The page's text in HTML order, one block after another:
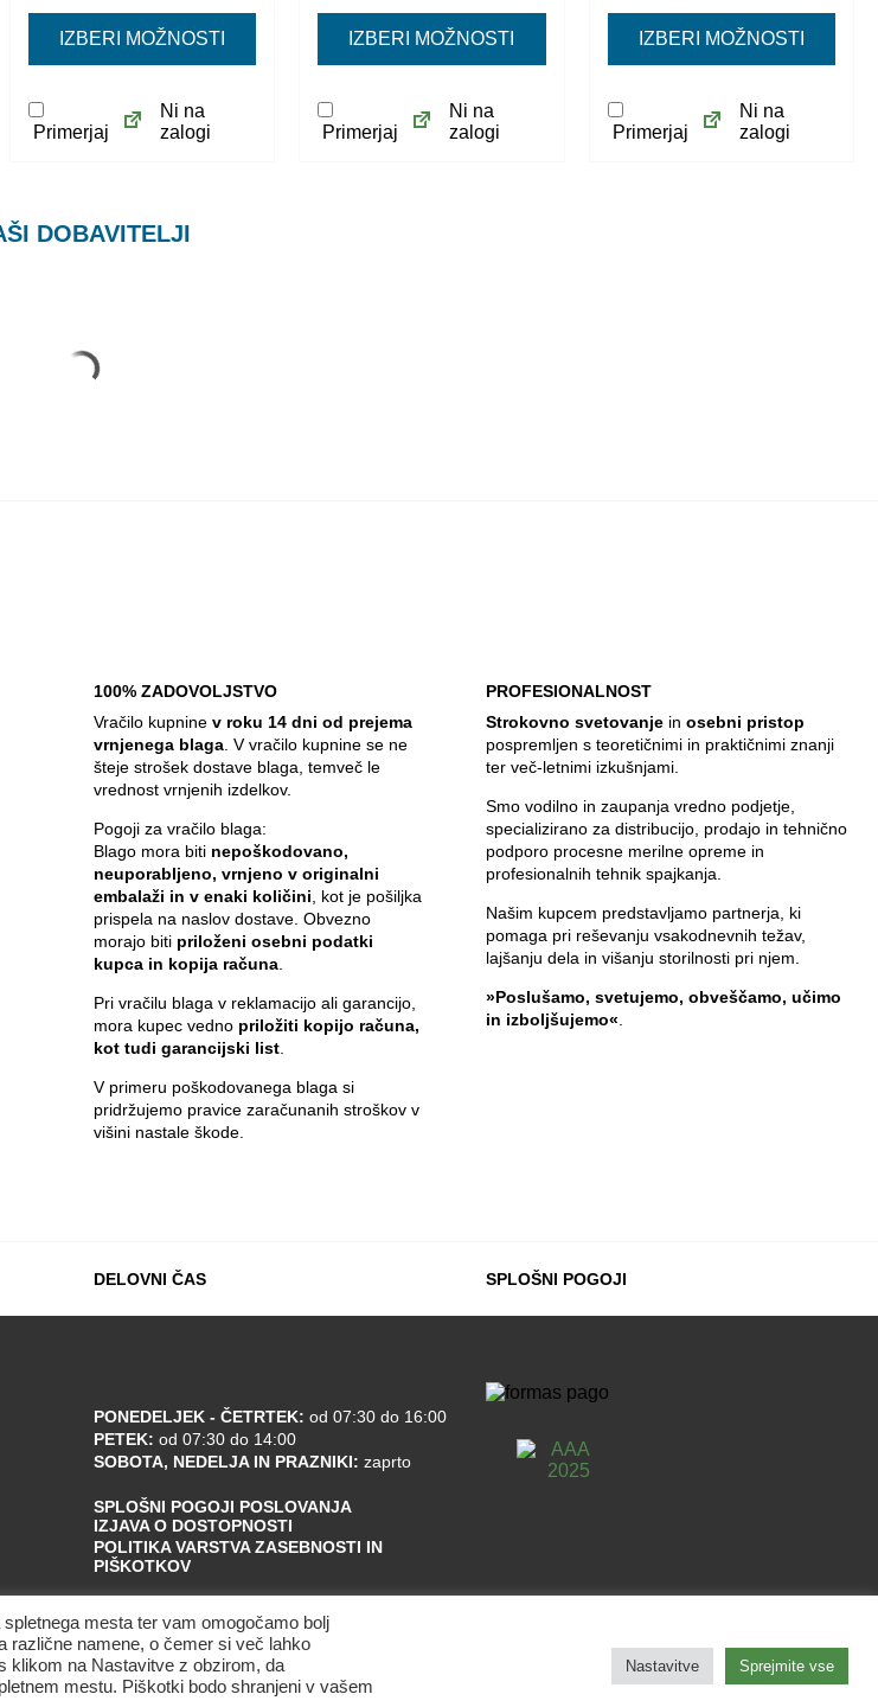
IZBERI MOŽNOSTI
Primerjaj
Ni na
zalogi
IZBERI MOŽNOSTI
Primerjaj
Ni na
zalogi
IZBERI MOŽNOSTI
Primerjaj
Ni na
zalogi
DOBAVITELJI
100% ZADOVOLJSTVO
Vračilo kupnine v roku 14 dni od prejema
vrnjenega blaga . V vračilo kupnine se ne
šteje strošek dostave blaga, temveč le
vrednost vrnjenih izdelkov.
Pogoji za vračilo blaga:
Blago mora biti nepoškodovano,
neuporabljeno, vrnjeno v originalni
embalaži in v enaki količini , kot je pošiljka
prispela na naslov dostave. Obvezno
morajo biti priloženi osebni podatki
kupca in kopija računa
Pri vračilu blaga v reklamacijo ali garancijo,
mora kupec vedno priložiti kopijo računa,
kot tudi garancijski list
V primeru poškodovanega blaga si
pridržujemo pravice zaračunanih stroškov v
višini nastale škode.
PROFESIONALNOST
Strokovno svetovanje in osebni pristop
pospremljen s teoretičnimi in praktičnimi znanji
ter več-letnimi izkušnjami.
Smo vodilno in zaupanja vredno podjetje,
specializirano za distribucijo, prodajo in tehnično
podporo procesne merilne opreme in
profesionalnih tehnik spajkanja.
Našim kupcem predstavljamo partnerja, ki
pomaga pri reševanju vsakodnevnih težav,
lajšanju dela in višanju storilnosti pri njem.
»Poslušamo, svetujemo, obveščamo, učimo
in izboljšujemo«
DELOVNI ČAS SPLOŠNI POGOJI
PONEDELJEK - ČETRTEK: od 07:30 do 16:00
PETEK: od 07:30 do 14:00
SOBOTA, NEDELJA IN PRAZNIKI: zaprto
SPLOŠNI POGOJI POSLOVANJA
IZJAVA O DOSTOPNOSTI
POLITIKA VARSTVA ZASEBNOSTI IN
PIŠKOTKOV
mesta ter vam omogočamo bolj
različne namene, o čemer si več lahko
klikom na Nastavitve z obzirom, da
mestu. Piškotki bodo shranjeni v vašem
Nastavitve Sprejmite vse